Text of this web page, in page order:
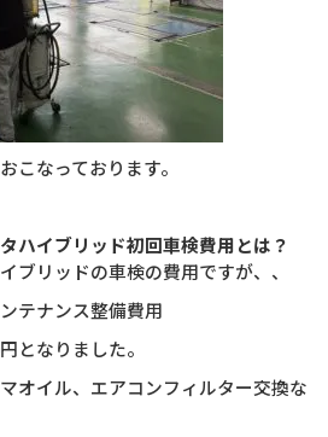
こなっております。
ハイブリッド初回車検費用とは？
ブリッドの車検の費用ですが、、
テナンス整備費用
となりました。
オイル、エアコンフィルター交換な